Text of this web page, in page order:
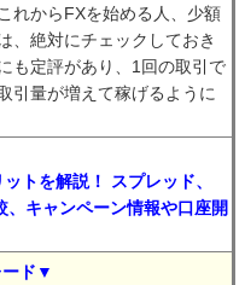
れからFXを始める人、少額
、絶対にチェックしておき
も定評があり、1回の取引で
引量が増えて稼げるように
トを解説！ スプレッド、
、キャンペーン情報や口座開
ド▼